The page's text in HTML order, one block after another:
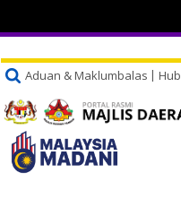
Aduan & Maklumbalas